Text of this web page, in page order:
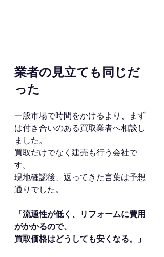
業者の見立ても同じだ
った
一般市場で時間をかけるより、まず
は付き合いのある買取業者へ相談し
ました。
買取だけでなく建売も行う会社で
す。
現地確認後、返ってきた言葉は予想
通りでした。
「流通性が低く、リフォームに費用
がかかるので、
買取価格はどうしても安くなる。」